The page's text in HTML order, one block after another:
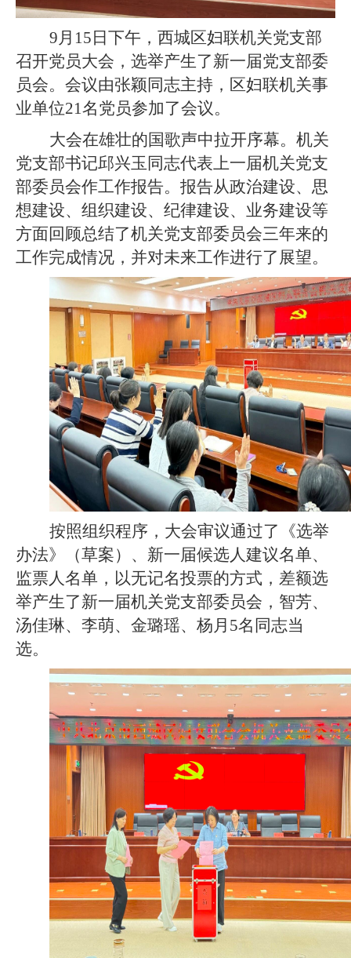
9月15日下午，西城区妇联机关党支部
召开党员大会，选举产生了新一届党支部委
员会。会议由张颖同志主持，区妇联机关事
业单位21名党员参加了会议。
大会在雄壮的国歌声中拉开序幕。机关
党支部书记邱兴玉同志代表上一届机关党支
部委员会作工作报告。报告从政治建设、思
想建设、组织建设、纪律建设、业务建设等
方面回顾总结了机关党支部委员会三年来的
工作完成情况，并对未来工作进行了展望。
按照组织程序，大会审议通过了《选举
办法》（草案）、新一届候选人建议名单、
监票人名单，以无记名投票的方式，差额选
举产生了新一届机关党支部委员会，智芳、
汤佳琳、李萌、金璐瑶、杨月 5名同志当
选。